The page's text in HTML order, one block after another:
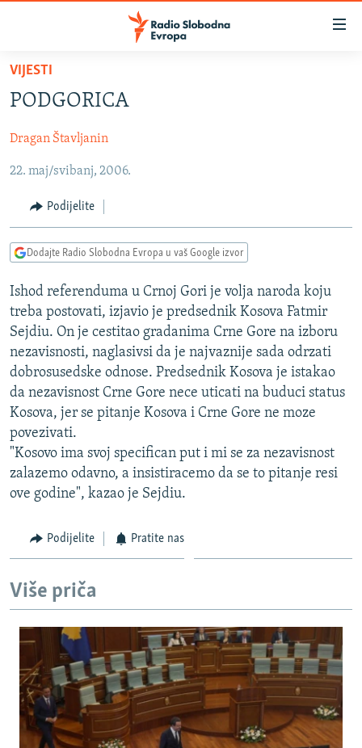
Pređite
glavni
Pređite
na
navigaciju
Pređite
na
pretragu
SRBIJA
KOSOVO
CRNA GORA
VIZUELNO
VIDEO
FOTOGALERIJE
INFOGRAFIKE
PODCASTI
RAT U UKRAJINI
KINA NA BALKANU
RSE PRIČE IZ SVIJETA
ISPRIČAJ MI
DNEVNO@RSE
SPECIJALI RSE
VIŠE OD NASLOVA
GENOCID U SREBRENICI
POST SCRIPTUM
MOJA EVROPA
TRI DECENIJE OD RATA U BIH
SVE KARTE DEJTONA
NASTANAK I RASPAD JUGOSLAVIJE
PRATITE NAS
VIJESTI
PODGORICA
Dragan Štavljanin
22. maj/svibanj, 2006.
Podijelite
Dodajte Radio Slobodna Evropa u vaš Google izvor
Ishod referenduma u Crnoj Gori je volja naroda koju
treba postovati, izjavio je predsednik Kosova Fatmir
Sejdiu. On je cestitao gradanima Crne Gore na izboru
nezavisnosti, naglasivsi da je najvaznije sada odrzati
dobrosusedske odnose. Predsednik Kosova je istakao
da nezavisnost Crne Gore nece uticati na buduci status
Kosova, jer se pitanje Kosova i Crne Gore ne moze
povezivati.
"Kosovo ima svoj specifican put i mi se za nezavisnost
zalazemo odavno, a insistiracemo da se to pitanje resi
ove godine", kazao je Sejdiu.
Podijelite Pratite nas
Više priča